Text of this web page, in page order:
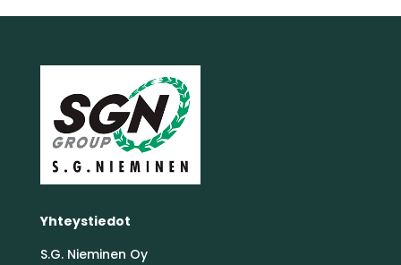
Yhteystiedot
S.G. Nieminen Oy